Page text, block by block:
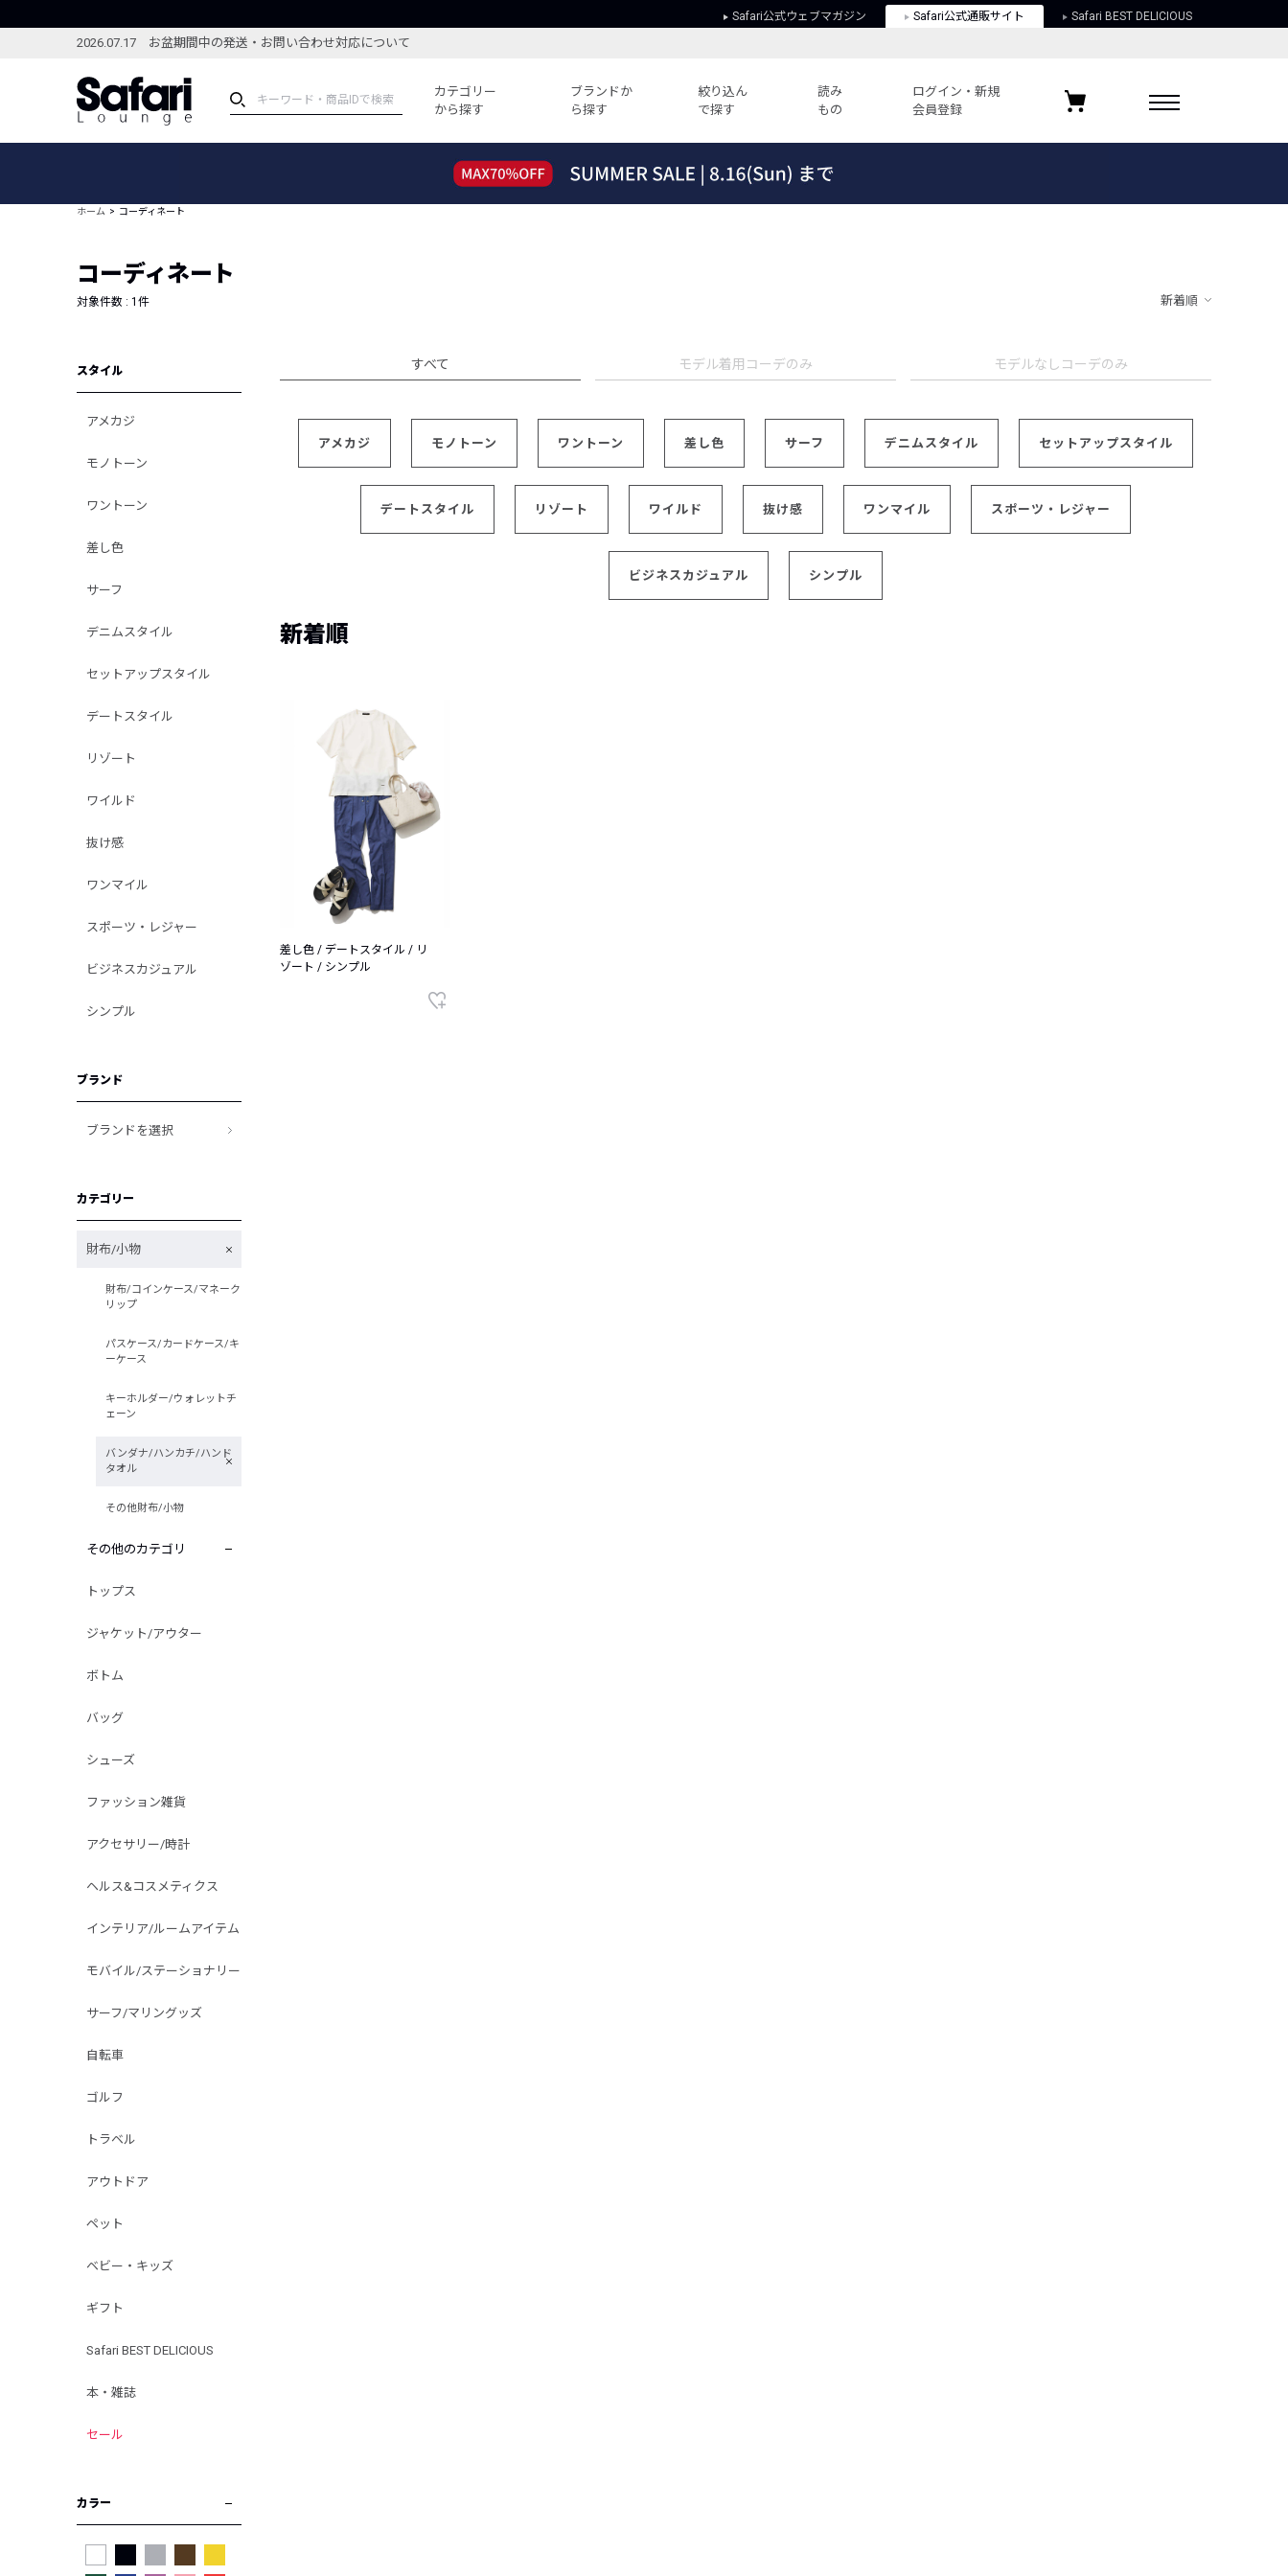
Safari公式ウェブマガジン Safari公式通販サイト Safari BEST DELICIOUS
2026.07.17 お盆期間中の発送・お問い合わせ対応について
カテゴリー
から探す
ブランドか
ら探す
絞り込ん
で探す
読み
もの
ログイン・新規
会員登録
ブランドから探す
新着アイテム
編集部のおすすめアイテム
セール
すべての記事
ウィークリーコーデ
レコメンドアイテム
フォーカスブランド
セールおすすめアイテム
特定商取引に関する法律
お気に入りブランド
ホーム コーディネート
コーディネート
対象件数 : 1 件 新着順
スタイル
アメカジ
モノトーン
ワントーン
差し色
サーフ
デニムスタイル
セットアップスタイル
デートスタイル
リゾート
ワイルド
抜け感
ワンマイル
スポーツ・レジャー
ビジネスカジュアル
シンプル
ブランド
ブランドを選択
カテゴリー
財布/小物
財布/コインケース/マネーク
リップ
パスケース/カードケース/キ
ーケース
キーホルダー/ウォレットチ
ェーン
バンダナ/ハンカチ/ハンド
タオル
その他財布/小物
その他のカテゴリ
トップス
ジャケット/アウター
ボトム
バッグ
シューズ
ファッション雑貨
アクセサリー/時計
ヘルス&コスメティクス
インテリア/ルームアイテム
モバイル/ステーショナリー
サーフ/マリングッズ
自転車
ゴルフ
トラベル
アウトドア
ペット
ベビー・キッズ
ギフト
Safari BEST DELICIOUS
本・雑誌
セール
カラー
すべて モデル着用コーデのみ モデルなしコーデのみ
アメカジ モノトーン ワントーン 差し色 サーフ デニムスタイル セットアップスタイル
デートスタイル リゾート ワイルド 抜け感 ワンマイル スポーツ・レジャー
ビジネスカジュアル シンプル
新着順
差し色 / デートスタイル / リ
ゾート / シンプル